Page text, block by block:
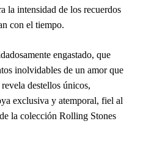
la intensidad de los recuerdos
con el tiempo.
engastado, que
inolvidables de un amor que
destellos únicos,
exclusiva y atemporal, fiel al
la colección Rolling Stones